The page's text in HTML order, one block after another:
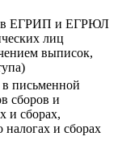
в ЕГРИП и ЕГРЮЛ
лиц
выписок,
письменной
сборов и
и сборах,
налогах и сборах